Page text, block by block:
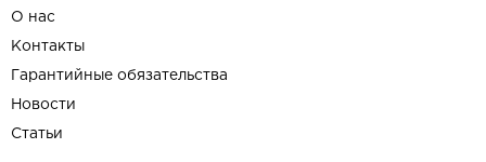
О нас
Контакты
Гарантийные обязательства
Новости
Статьи